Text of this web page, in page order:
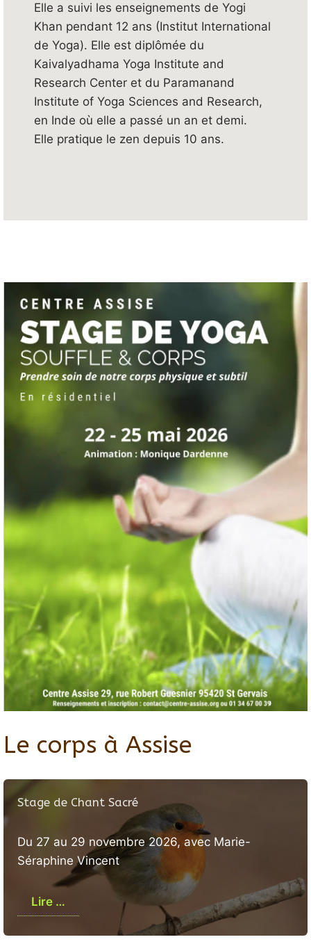
Elle a suivi les enseignements de Yogi
Khan pendant 12 ans (Institut International
de Yoga). Elle est diplômée du
Kaivalyadhama Yoga Institute and
Research Center et du Paramanand
Institute of Yoga Sciences and Research,
en Inde où elle a passé un an et demi.
Elle pratique le zen depuis 10 ans.
Le corps à Assise
Stage de Chant Sacré
Du 27 au 29 novembre 2026, avec Marie-
Séraphine Vincent
Lire …